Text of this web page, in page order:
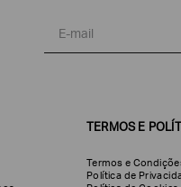
TERMOS E
Termos e
Política de
Masculinos